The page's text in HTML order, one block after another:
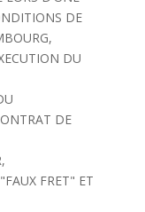
DE
DU
DE
FRET" ET